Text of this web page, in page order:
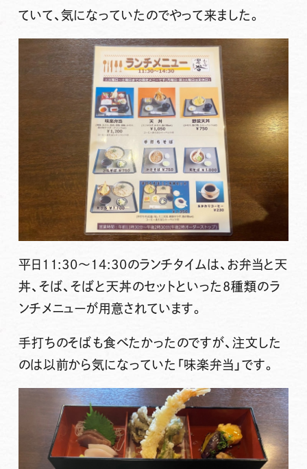
ていて、気になっていたのでやって来ました。
平日11:30～14:30のランチタイムは、お弁当と天
丼、そば、そばと天丼のセットといった8種類のラ
ンチメニューが用意されています。
手打ちのそばも食べたかったのですが、注文した
のは以前から気になっていた 「味楽弁当」 です。